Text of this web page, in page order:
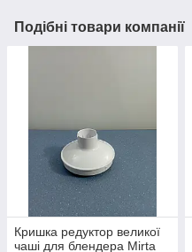
Подібні товари компанії
Кришка редуктор великої
чаші для блендера Mirta